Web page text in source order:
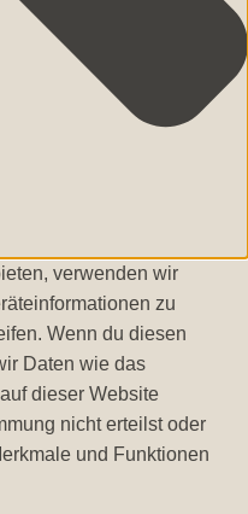
verwenden wir
zu
Wenn du diesen
Daten wie das
dieser Website
nicht erteilst oder
und Funktionen